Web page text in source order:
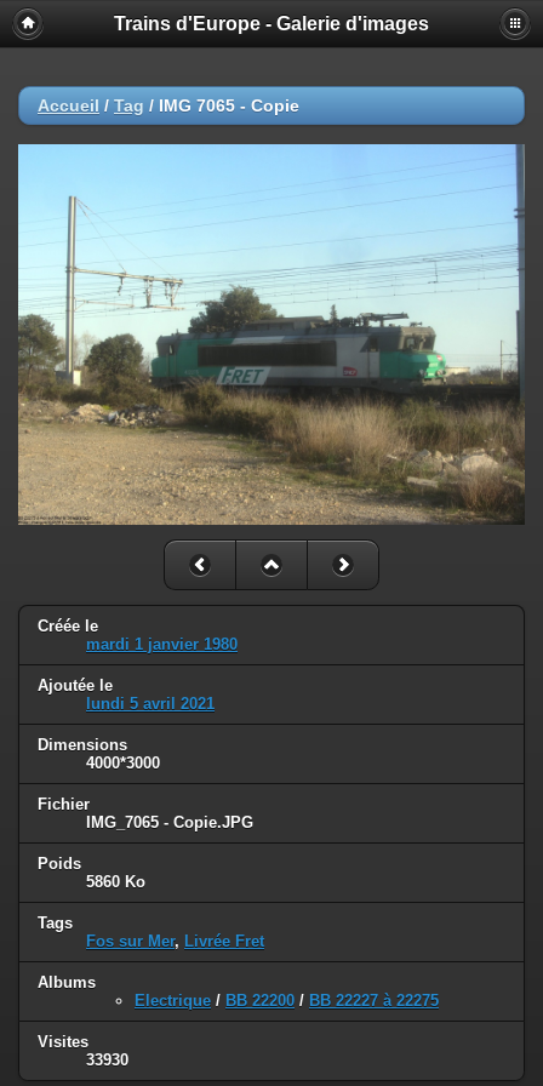
Trains d'Europe - Galerie d'images
Accueil / Tag / IMG 7065 - Copie
Créée le
mardi 1 janvier 1980
Ajoutée le
lundi 5 avril 2021
Dimensions
4000*3000
Fichier
IMG_7065 - Copie.JPG
Poids
5860 Ko
Tags
Fos sur Mer, Livrée Fret
Albums
Electrique / BB 22200 / BB 22227 à 22275
Visites
33930